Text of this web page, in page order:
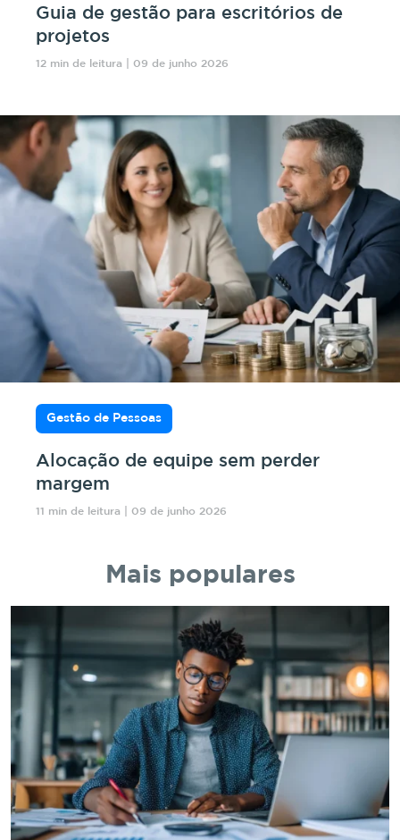
Guia de gestão para escritórios de
projetos
12 min de leitura | 09 de junho 2026
Gestão de Pessoas
Alocação de equipe sem perder
margem
11 min de leitura | 09 de junho 2026
Mais populares